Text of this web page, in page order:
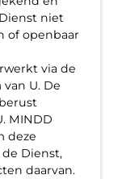
niet
of openbaar
via de
U. De
MINDD
deze
Dienst,
daarvan.